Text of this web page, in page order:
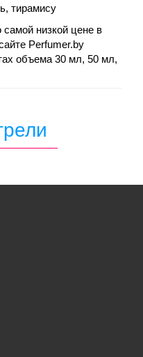
тирамису
низкой цене в
Perfumer.by
объема 30 мл, 50 мл,